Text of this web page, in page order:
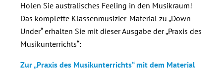
Holen Sie australisches Feeling in den Musikraum!
Das komplette Klassenmusizier-Material zu „Down
Under“ erhalten Sie mit dieser Ausgabe der „Praxis des
Musikunterrichts“:
Zur „Praxis des Musikunterrichts“ mit dem Material